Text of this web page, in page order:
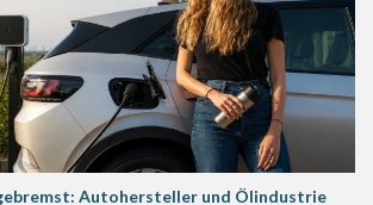
Autohersteller und Ölindustrie